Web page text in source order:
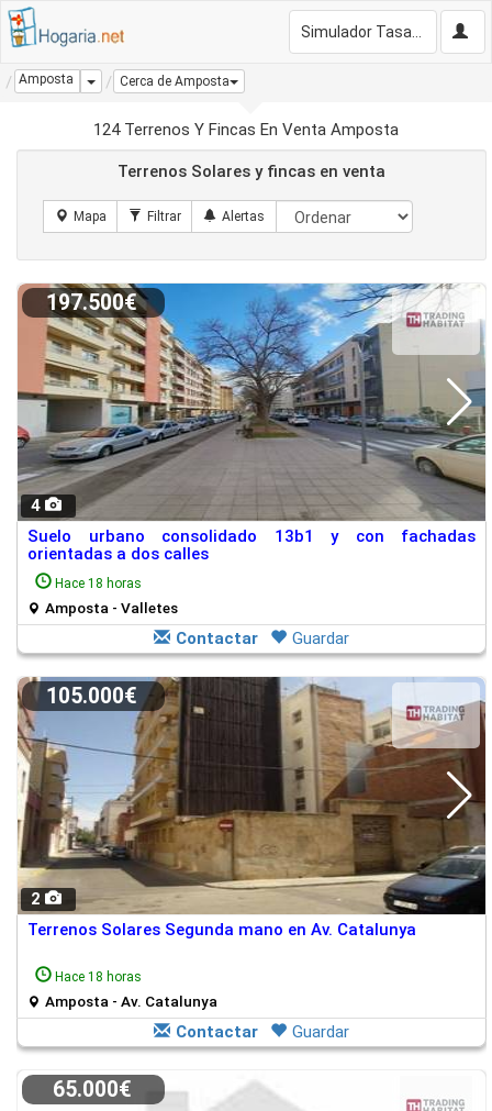
Amposta Dropdown
Cerca de Amposta
124 Terrenos Y Fincas En Venta Amposta
Terrenos Solares y fincas en venta
4
197.500€
Suelo urbano consolidado 13b1 y con fachadas
orientadas a dos calles
Hace 18 horas
Amposta - Valletes
Contactar Guardar
2
105.000€
Terrenos Solares Segunda mano en Av. Catalunya
Hace 18 horas
Amposta - Av. Catalunya
Contactar Guardar
65.000€